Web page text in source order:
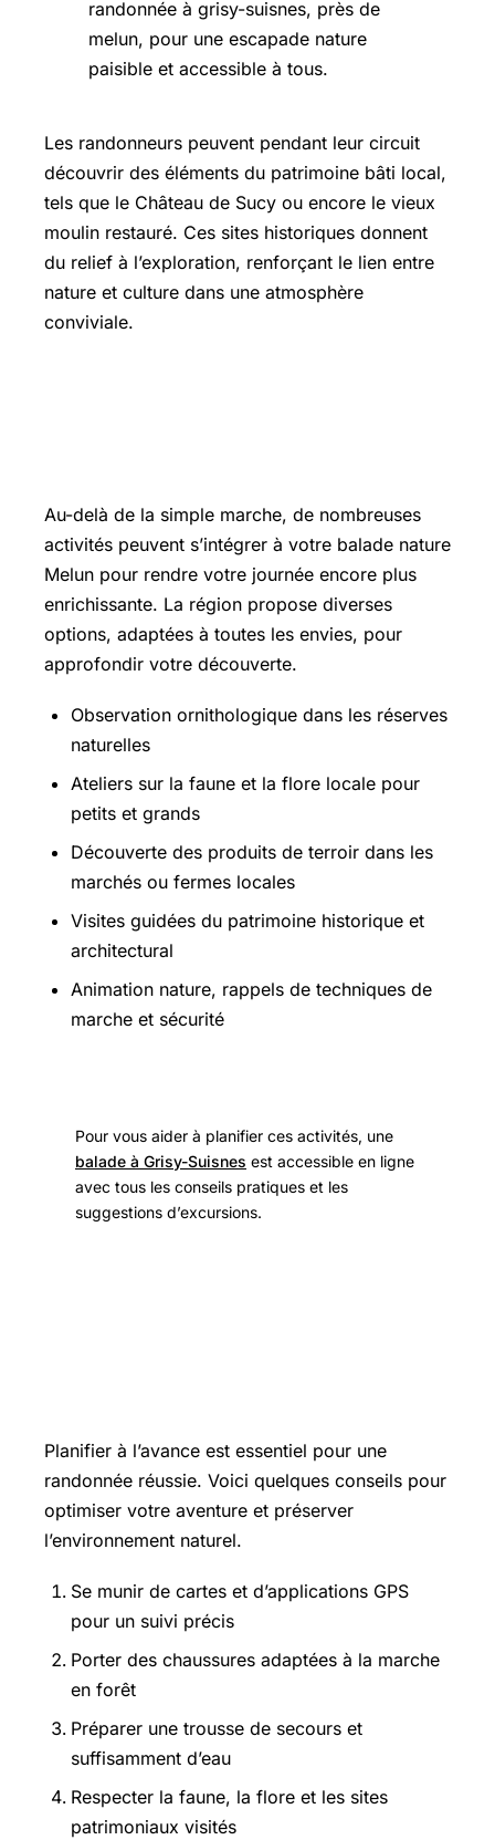
Les randonneurs peuvent pendant leur circuit
découvrir des éléments du patrimoine bâti local,
tels que le Château de Sucy ou encore le vieux
moulin restauré. Ces sites historiques donnent
du relief à l’exploration, renforçant le lien entre
nature et culture dans une atmosphère
conviviale.
Au-delà de la simple marche, de nombreuses
activités peuvent s’intégrer à votre balade nature
Melun pour rendre votre journée encore plus
enrichissante. La région propose diverses
options, adaptées à toutes les envies, pour
approfondir votre découverte.
Observation ornithologique dans les réserves
naturelles
Ateliers sur la faune et la flore locale pour
petits et grands
Découverte des produits de terroir dans les
marchés ou fermes locales
Visites guidées du patrimoine historique et
architectural
Animation nature, rappels de techniques de
marche et sécurité
Pour vous aider à planifier ces activités, une
balade à Grisy-Suisnes est accessible en ligne
avec tous les conseils pratiques et les
suggestions d’excursions.
Planifier à l’avance est essentiel pour une
randonnée réussie. Voici quelques conseils pour
optimiser votre aventure et préserver
l’environnement naturel.
Se munir de cartes et d’applications GPS
pour un suivi précis
Porter des chaussures adaptées à la marche
en forêt
Préparer une trousse de secours et
suffisamment d’eau
Respecter la faune, la flore et les sites
patrimoniaux visités